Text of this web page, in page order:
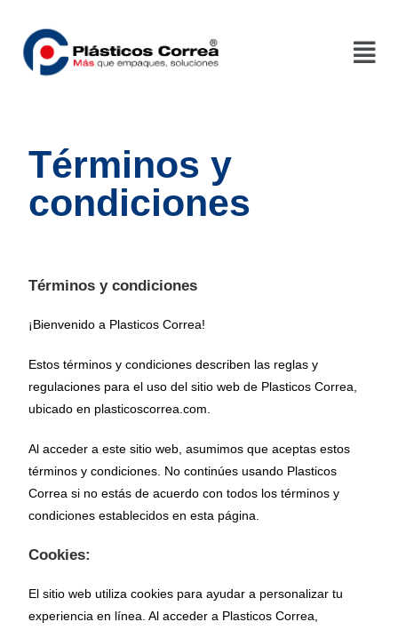
Términos y
condiciones
Términos y condiciones
¡Bienvenido a Plasticos Correa!
Estos términos y condiciones describen las reglas y
regulaciones para el uso del sitio web de Plasticos Correa,
ubicado en plasticoscorrea.com.
Al acceder a este sitio web, asumimos que aceptas estos
términos y condiciones. No continúes usando Plasticos
Correa si no estás de acuerdo con todos los términos y
condiciones establecidos en esta página.
Cookies:
El sitio web utiliza cookies para ayudar a personalizar tu
experiencia en línea. Al acceder a Plasticos Correa,